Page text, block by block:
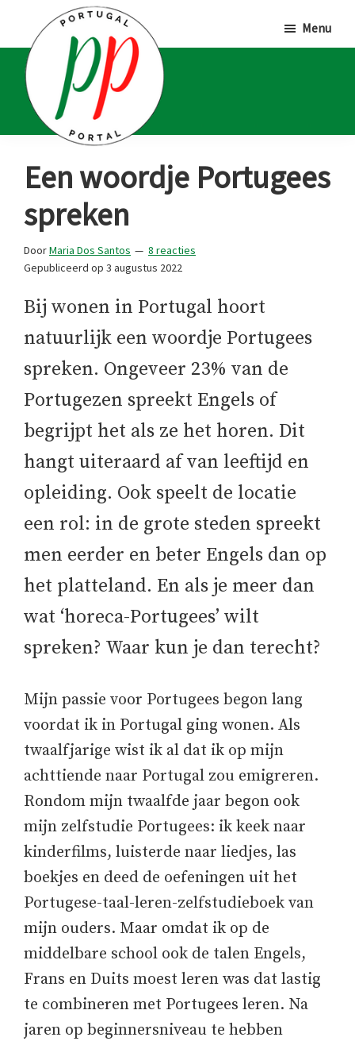
hoofd
inhoud
eerste
sidebar
voettekst
Portal
Portugalliefhebbers
en
fanaten
Menu
Een woordje Portugees
spreken
DoorMaria Dos Santos
8 reacties
Gepubliceerd op 3 augustus 2022
Bij wonen in Portugal hoort
natuurlijk een woordje Portugees
spreken. Ongeveer 23% van de
Portugezen spreekt Engels of
begrijpt het als ze het horen. Dit
hangt uiteraard af van leeftijd en
opleiding. Ook speelt de locatie
een rol: in de grote steden spreekt
men eerder en beter Engels dan op
het platteland. En als je meer dan
wat ‘horeca-Portugees’ wilt
spreken? Waar kun je dan terecht?
Mijn passie voor Portugees begon lang
voordat ik in Portugal ging wonen. Als
twaalfjarige wist ik al dat ik op mijn
achttiende naar Portugal zou emigreren.
Rondom mijn twaalfde jaar begon ook
mijn zelfstudie Portugees: ik keek naar
kinderfilms, luisterde naar liedjes, las
boekjes en deed de oefeningen uit het
Portugese-taal-leren-zelfstudieboek van
mijn ouders. Maar omdat ik op de
middelbare school ook de talen Engels,
Frans en Duits moest leren was dat lastig
te combineren met Portugees leren. Na
jaren op beginnersniveau te hebben